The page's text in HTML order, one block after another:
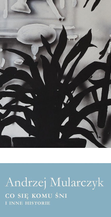
nie było. Książka ta jest
który składają się miniatury
Szczygła z własnego i cudzego
oraz powieść z 1959 roku
pamięci” zapomnianego dziś
Stanisława […]
44.00 22.00 zł
KSIĄŻKA DO KOSZYKA
[EBOOK] Andrzej Mularczyk
SIĘ KOMU ŚNI I INNE